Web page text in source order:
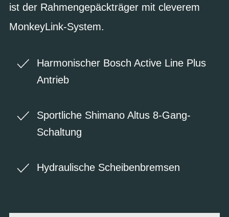
ist der Rahmengepäckträger mit cleverem
MonkeyLink-System.
Harmonischer Bosch Active Line Plus
Antrieb
Sportliche Shimano Altus 8-Gang-
Schaltung
Hydraulische Scheibenbremsen